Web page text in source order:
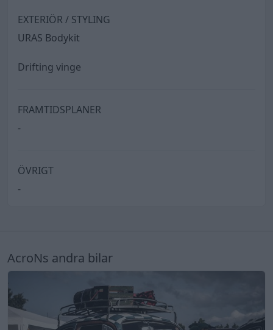
EXTERIÖR / STYLING
URAS Bodykit
Drifting vinge
FRAMTIDSPLANER
-
ÖVRIGT
-
AcroNs andra bilar